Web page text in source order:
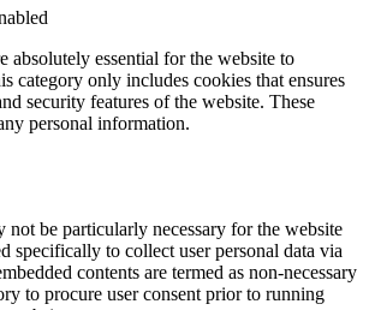
absolutely essential for the website to
category only includes cookies that ensures
security features of the website. These
personal information.
not be particularly necessary for the website
specifically to collect user personal data via
contents are termed as non-necessary
to procure user consent prior to running